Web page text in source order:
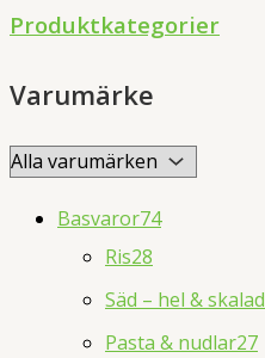
c
s
Produktkategorier
Varumärke
Basvaror74
Ris28
Säd – hel & skalad
Pasta & nudlar27